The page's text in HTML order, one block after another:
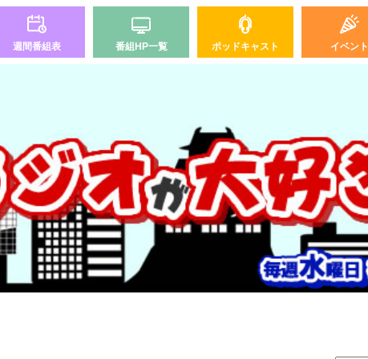
週間番組表 番組HP一覧 ポッドキャスト イベント